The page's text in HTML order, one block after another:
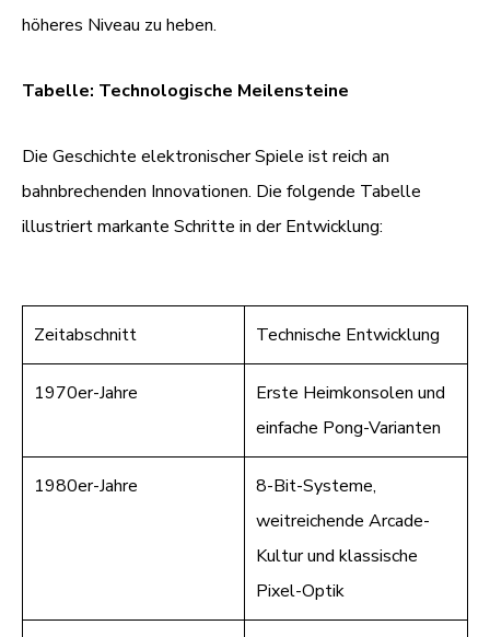
höheres Niveau zu heben.
Tabelle: Technologische Meilensteine
Die Geschichte elektronischer Spiele ist reich an
bahnbrechenden Innovationen. Die folgende Tabelle
illustriert markante Schritte in der Entwicklung:
Zeitabschnitt Technische Entwicklung
1970er-Jahre
Erste Heimkonsolen und
einfache Pong-Varianten
1980er-Jahre
8-Bit-Systeme,
weitreichende Arcade-
Kultur und klassische
Pixel-Optik